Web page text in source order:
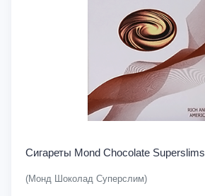
Сигареты Mond Chocolate Superslims
(Монд Шоколад Суперслим)